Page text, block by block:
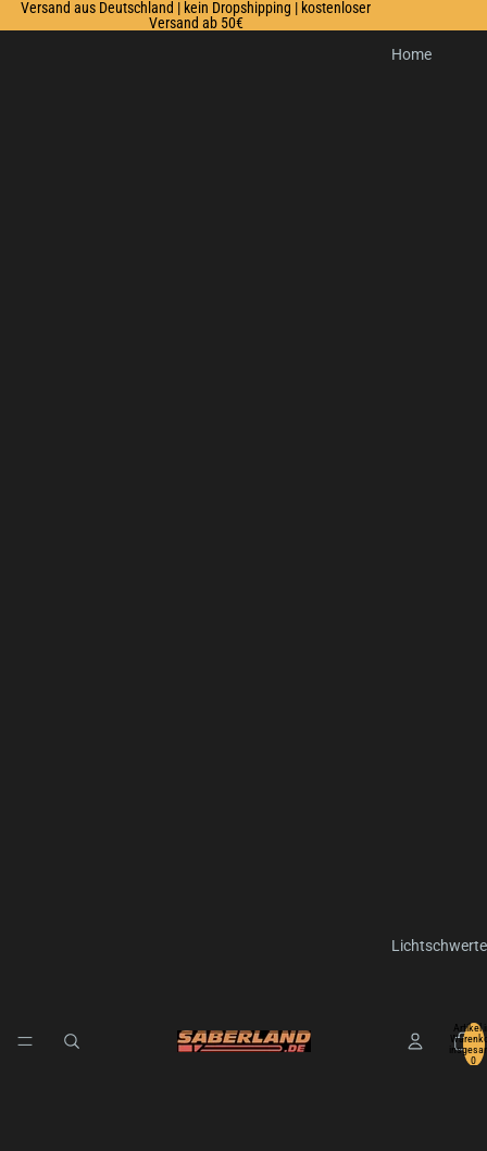
Versand aus Deutschland | kein Dropshipping | kostenloser
Versand ab 50€
Home
Artikel
0